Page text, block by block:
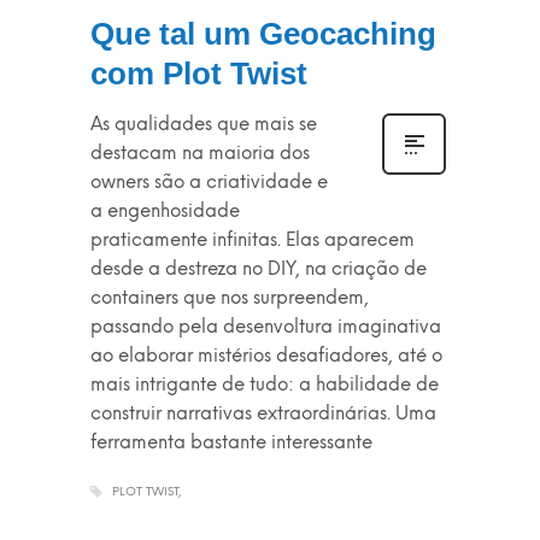
Que tal um Geocaching
com Plot Twist
As qualidades que mais se
destacam na maioria dos
owners são a criatividade e
a engenhosidade
praticamente infinitas. Elas aparecem
desde a destreza no DIY, na criação de
containers que nos surpreendem,
passando pela desenvoltura imaginativa
ao elaborar mistérios desafiadores, até o
mais intrigante de tudo: a habilidade de
construir narrativas extraordinárias. Uma
ferramenta bastante interessante
PLOT TWIST